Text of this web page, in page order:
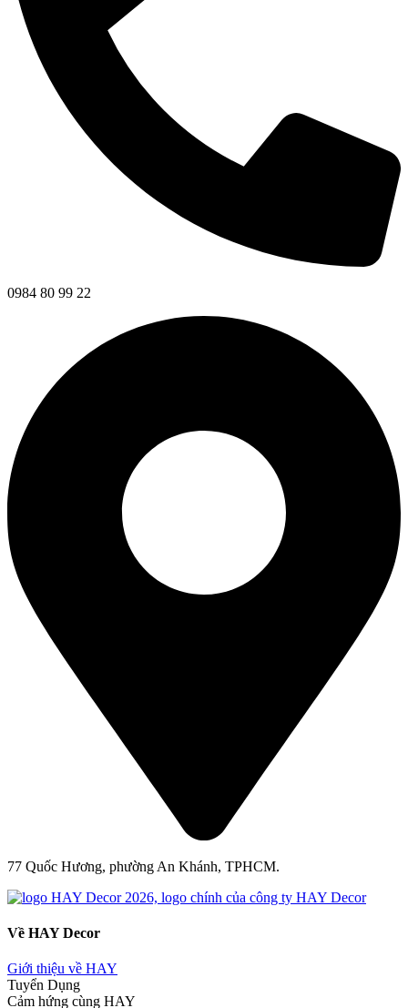
0984 80 99 22
77 Quốc Hương, phường An Khánh, TPHCM.
Về HAY Decor
Giới thiệu về HAY
Tuyển Dụng
Cảm hứng cùng HAY